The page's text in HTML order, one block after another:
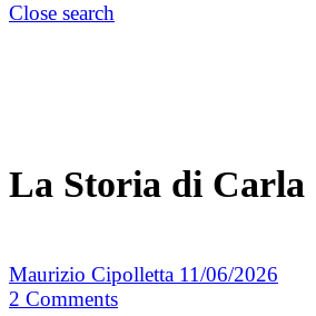
Close search
La Storia di Carla
Maurizio Cipolletta 11/06/2026
2 Comments